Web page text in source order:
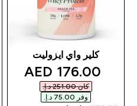
كلير واي ايزوليت
discounted price
176.00 AED‎
كان ‏251.00 د.إ.‏‎
وفر ‏75.00 د.إ.‏‎